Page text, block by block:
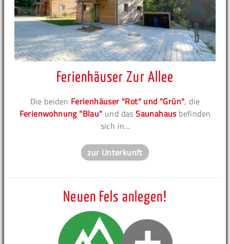
Ferienhäuser Zur Allee
Die beiden Ferienhäuser "Rot" und "Grün", die
Ferienwohnung "Blau" und dasSaunahausbefinden
sich in...
zur Unterkunft
Neuen Fels anlegen!